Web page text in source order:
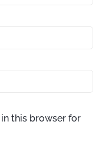
this browser for